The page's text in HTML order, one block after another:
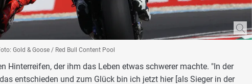
Gold & Goose / Red Bull Content Pool
Hinterreifen, der ihm das Leben etwas schwerer machte. "In der
entschieden und zum Glück bin ich jetzt hier [als Sieger in der